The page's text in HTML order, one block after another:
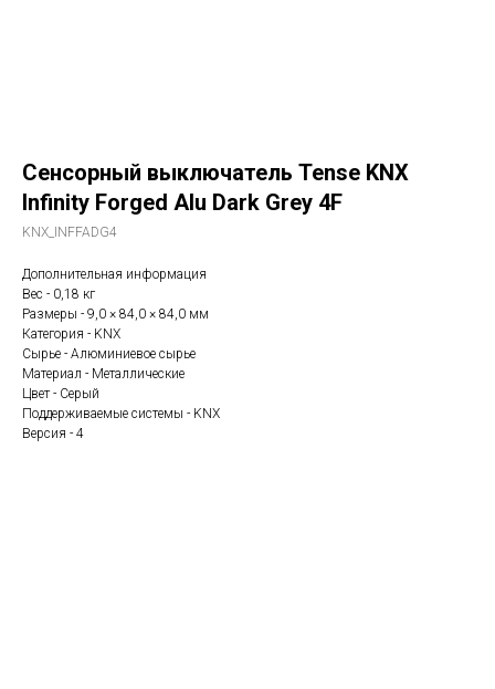
Сенсорный выключатель Tense KNX
Infinity Forged Alu Dark Grey 4F
KNX_INFFADG4
Дополнительная информация
Вес - 0,18 кг
Размеры - 9,0 × 84,0 × 84,0 мм
Категория - KNX
Сырье - Алюминиевое сырье
Материал - Металлические
Цвет - Серый
Поддерживаемые системы - KNX
Версия - 4